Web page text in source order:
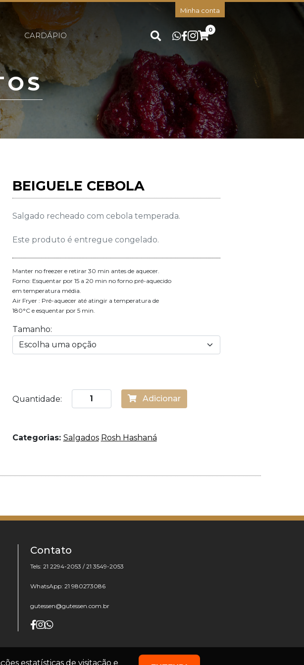
estatísticas de visitação e
Minha conta
CARDÁPIO
0
BEIGUELE CEBOLA
Salgado recheado com cebola temperada.
Este produto é entregue congelado.
Manter no freezer e retirar 30 min antes de aquecer.
Forno: Esquentar por 15 a 20 min no forno pré-aquecido
em temperatura média.
Air Fryer : Pré-aquecer até atingir a temperatura de
180°C e esquentar por 5 min.
Tamanho:
Quantidade: Adicionar
Categorias: Salgados Rosh Hashaná
Contato
Tels: 21 2294-2053 / 21 3549-2053
WhatsApp: 21 980273086
gutessen@gutessen.com.br
. Todos os direitos